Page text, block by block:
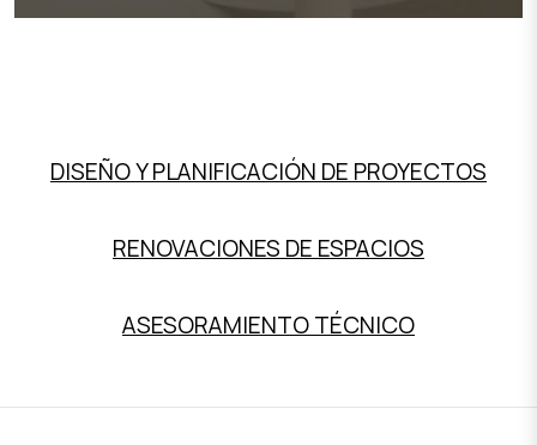
DISEÑO Y PLANIFICACIÓN DE PROYECTOS
RENOVACIONES DE ESPACIOS
ASESORAMIENTO TÉCNICO